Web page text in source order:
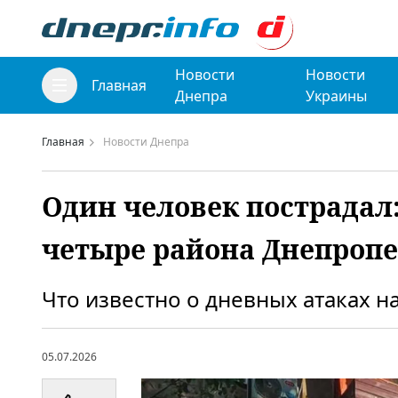
Главная
Новости
Днепра
Новости
Украины
Главная Новости Днепра
Один человек
четыре района
Что известно о дневных атаках
05.07.2026